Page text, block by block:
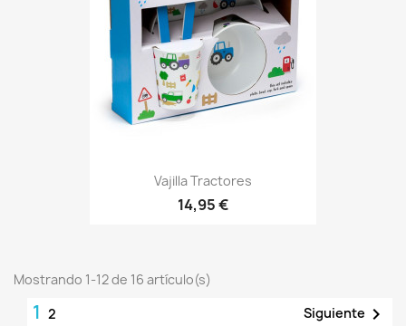
Vajilla Tractores
14,95 €
Mostrando 1-12 de 16 artículo(s)
1 2 Siguiente 